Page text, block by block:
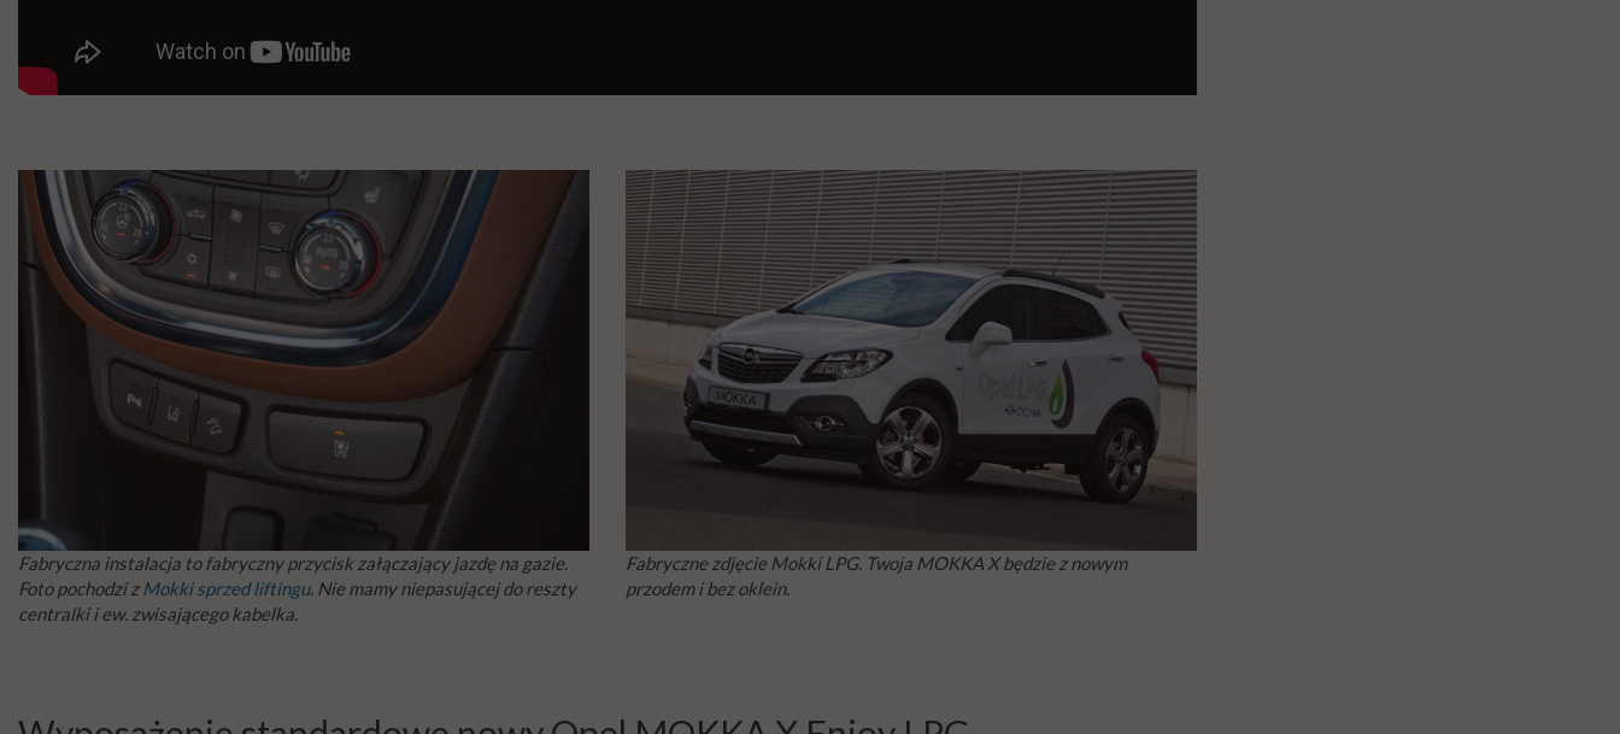
Fabryczna instalacja to fabryczny przycisk załączający jazdę na gazie.
Foto pochodzi zMokki sprzed liftingu. Nie mamy niepasującej do reszty
centralki i ew. zwisającego kabelka.
Fabryczne zdjęcie Mokki LPG. Twoja MOKKA X będzie z nowym
przodem i bez oklein.